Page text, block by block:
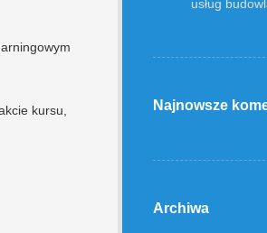
kursu,
usług
Najnowsze
Archiwa